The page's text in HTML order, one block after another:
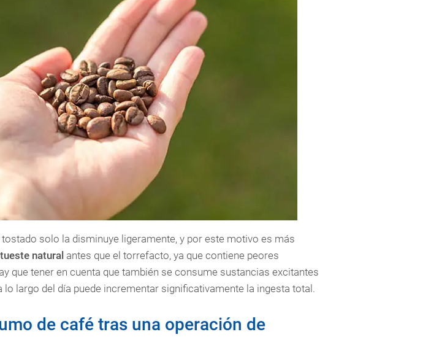
solo la disminuye ligeramente, y por este motivo es más
tueste naturalantes que el torrefacto, ya que contiene peores
que tener en cuenta que también se consume sustancias excitantes
lo largo del día puede incrementar significativamente la ingesta total.
de café tras una operación de